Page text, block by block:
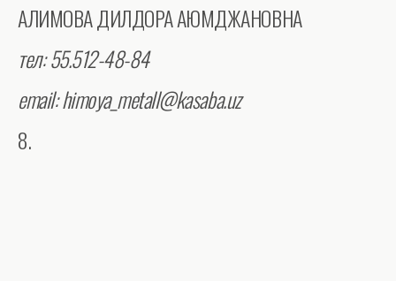
АЛИМОВА ДИЛДОРА ҚАЮМДЖАНОВНА
тел: 55.512-48-84
email: himoya_metall@kasaba.uz
8.